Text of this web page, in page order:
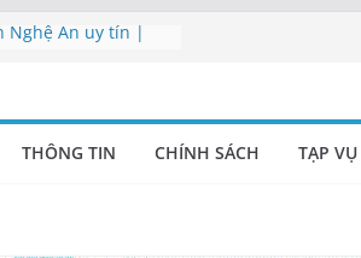
Nghệ An uy tín |
Nghệ An | Cung cấp
THÔNG TIN CHÍNH SÁCH TẠP VỤ